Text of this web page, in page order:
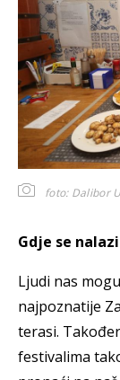
foto: Dalibor
Gdje se
Ljudi nas
najpoznatije
terasi.
festivalima